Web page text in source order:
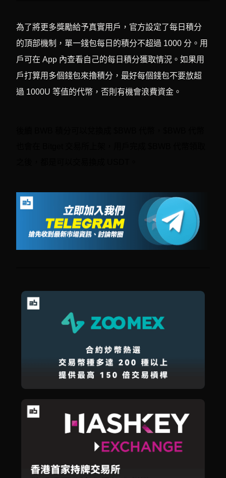
為了將更多獎勵給予真實用戶，官方設定了每日積分
的頂部機制，單一錢包每日的積分不超過 1000 分。用
戶可在 App 內查看自己的每日積分獲取情況。如果用
戶打算用多個錢包來擼積分，最好每個錢包不要放超
過 1000U 等值的代幣，否則有機會浪費資金。